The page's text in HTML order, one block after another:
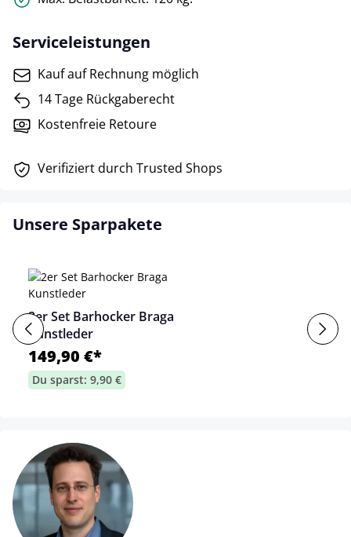
Serviceleistungen
Kauf auf Rechnung möglich
14 Tage Rückgaberecht
Kostenfreie Retoure
Verifiziert durch Trusted Shops
Unsere Sparpakete
2er Set Barhocker Braga
Kunstleder
149,90 €*
Du sparst: 9,90 €